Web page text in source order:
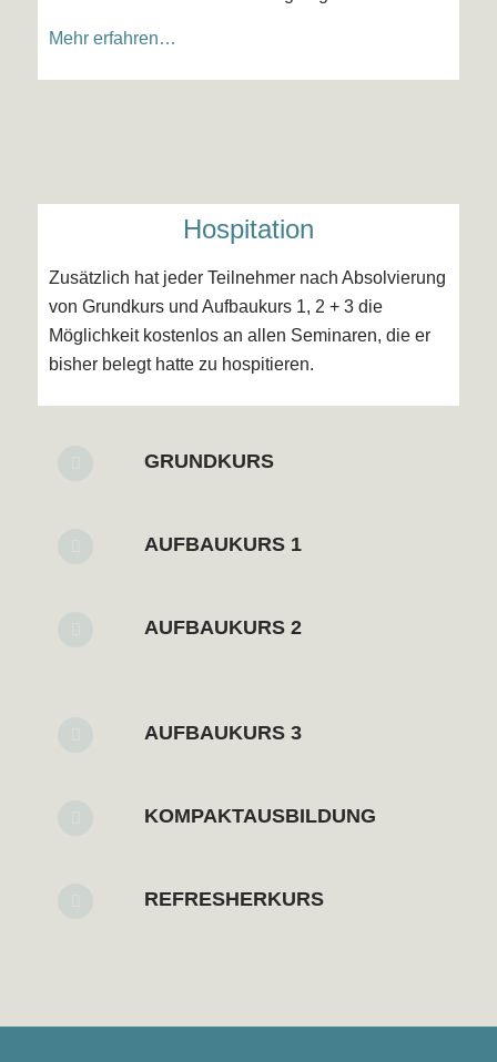
Mehr erfahren…
Hospitation
Zusätzlich hat jeder Teilnehmer nach Absolvierung
von Grundkurs und Aufbaukurs 1, 2 + 3 die
Möglichkeit kostenlos an allen Seminaren, die er
bisher belegt hatte zu hospitieren.
GRUNDKURS
AUFBAUKURS 1
AUFBAUKURS 2
AUFBAUKURS 3
KOMPAKTAUSBILDUNG
REFRESHERKURS